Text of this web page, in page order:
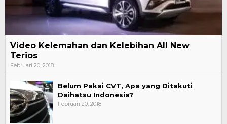
Video Kelemahan dan Kelebihan All New
Terios
Februari 20, 2018
Belum Pakai CVT, Apa yang Ditakuti
Daihatsu Indonesia?
Februari 20, 2018